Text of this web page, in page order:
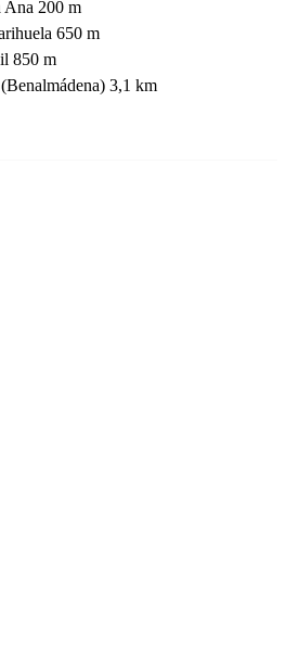
Ana 200 m
650 m
850 m
3,1 km